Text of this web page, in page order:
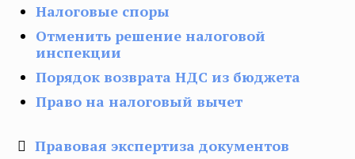
Налоговые споры
Отменить решение налоговой
инспекции
Порядок возврата НДС из бюджета
Право на налоговый вычет
Правовая экспертиза документов